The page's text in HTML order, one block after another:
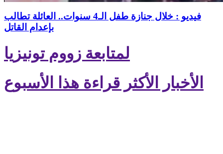
فيديو : خلال جنازة طفل الـ4 سنوات.. العائلة تطالب
بإعدام القاتل
لمتابعة زووم تونيزيا
الأخبار الأكثر قراءة هذا الأسبوع